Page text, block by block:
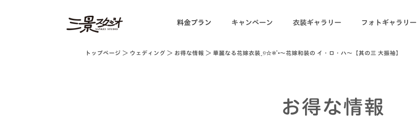
料金プラン キャンペーン 衣装ギャラリー フォトギャラリー
トップページ ＞ ウェディング ＞ お得な情報 ＞ 華麗なる花嫁衣装˳୭☆❃˚•〜花嫁和装の イ・ロ・ハ〜【其の三 大振袖】
お得な情報